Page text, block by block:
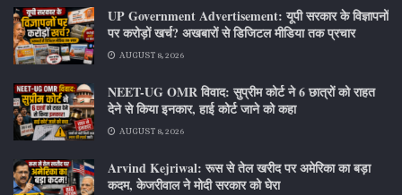
UP Government Advertisement: यूपी सरकार के विज्ञापनों
पर करोड़ों खर्च? अखबारों से डिजिटल मीडिया तक प्रचार
AUGUST 8, 2026
NEET-UG OMR विवाद: सुप्रीम कोर्ट ने 6 छात्रों को राहत
देने से किया इनकार, हाई कोर्ट जाने को कहा
AUGUST 8, 2026
Arvind Kejriwal: रूस से तेल खरीद पर अमेरिका का बड़ा
कदम, केजरीवाल ने मोदी सरकार को घेरा